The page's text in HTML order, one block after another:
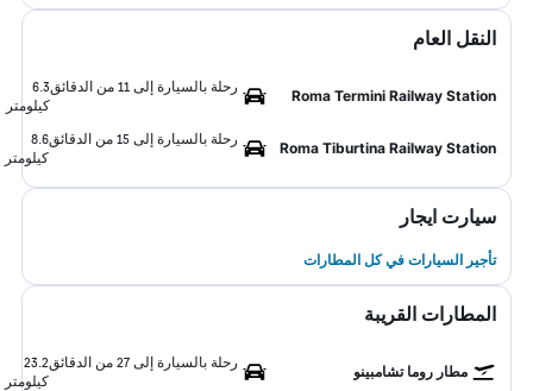
النقل العام
Roma Termini Railway Station
رحلة بالسيارة إلى 11 من الدقائق
6.3
كيلومتر
Roma Tiburtina Railway Station
رحلة بالسيارة إلى 15 من الدقائق
8.6
كيلومتر
سيارت ايجار
تأجير السيارات في كل المطارات
المطارات القريبة
مطار روما تشامبينو
رحلة بالسيارة إلى 27 من الدقائق
23.2
كيلومتر